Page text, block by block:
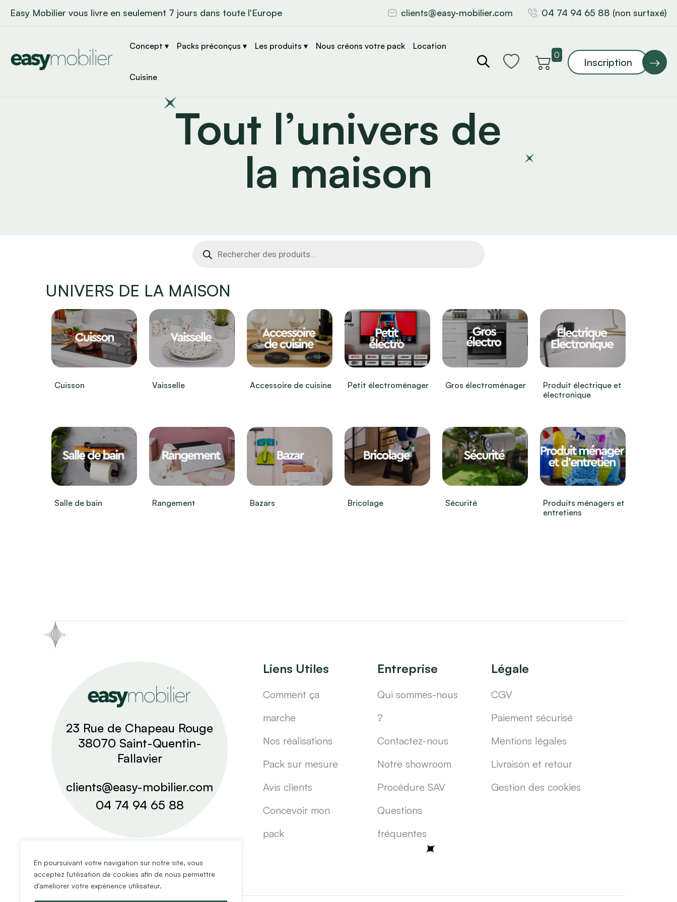
En poursuivant votre navigation sur notre site, vous
acceptez l'utilisation de cookies afin de nous permettre
d'améliorer votre expérience utilisateur.
Easy Mobilier vous livre en seulement 7 jours dans toute l'Europe clients@easy-mobilier.com 04 74 94 65 88 (non surtaxé)
0
Inscription
Concept ▾ Packs préconçus ▾ Les produits ▾ Nous créons votre pack Location
Cuisine
Tout l’univers de
la maison
de
UNIVERS DE LA MAISON
Cuisson Vaisselle Accessoire de cuisine Petit électroménager Gros électroménager
Produit électrique et
électronique
Salle de bain Rangement Bazars Bricolage Sécurité
Produits ménagers et
entretiens
23 Rue de Chapeau Rouge
38070 Saint-Quentin-
Fallavier
clients@easy-mobilier.com
04 74 94 65 88
Liens Utiles
Comment ça
marche
Nos réalisations
Pack sur mesure
Avis clients
Concevoir mon
pack
Entreprise
Qui sommes-nous
?
Contactez-nous
Notre showroom
Procédure SAV
Questions
fréquentes
Légale
CGV
Paiement sécurisé
Mentions légales
Livraison et retour
Gestion des cookies